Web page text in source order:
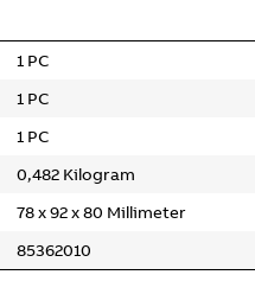
1 PC
1 PC
1 PC
0,482 Kilogram
78 x 92 x 80 Millimeter
85362010